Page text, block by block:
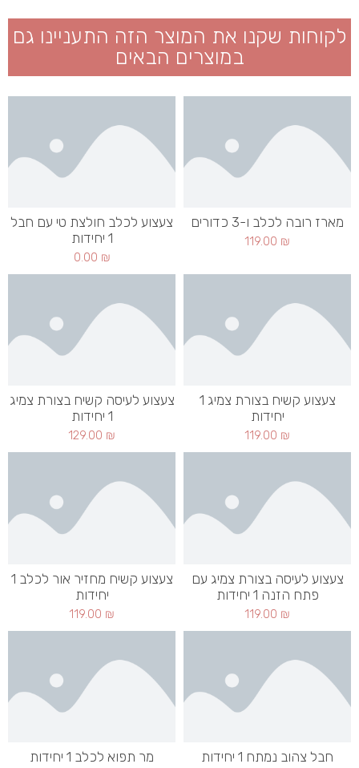
לקוחות שקנו את המוצר הזה התעניינו גם
במוצרים הבאים
מארז רובה לכלב ו-3 כדורים
119.00 ₪
צעצוע לכלב חולצת טי עם חבל
1 יחידות
0.00 ₪
צעצוע קשיח בצורת צמיג 1
יחידות
119.00 ₪
צעצוע לעיסה קשיח בצורת צמיג
1 יחידות
129.00 ₪
צעצוע לעיסה בצורת צמיג עם
פתח הזנה 1 יחידות
119.00 ₪
צעצוע קשיח מחזיר אור לכלב 1
יחידות
119.00 ₪
חבל צהוב נמתח 1 יחידות מר תפוא לכלב 1 יחידות